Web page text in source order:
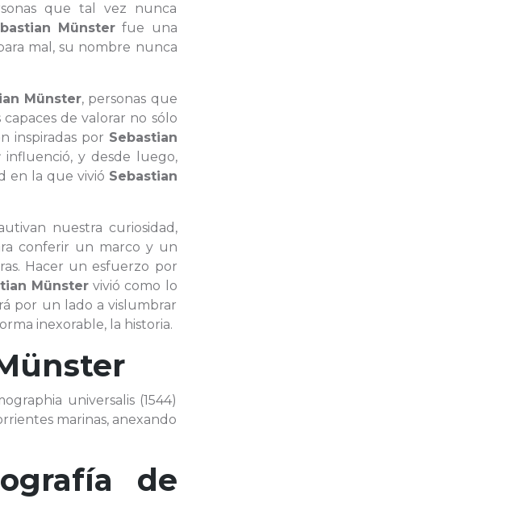
que tal vez nunca
Münster fue una
mal, su nombre nunca
Münster, personas que
de valorar no sólo
inspiradas por Sebastian
influenció, y desde luego,
en la que vivió Sebastian
nuestra curiosidad,
conferir un marco y un
Hacer un esfuerzo por
Münster vivió como lo
por un lado a vislumbrar
inexorable, la historia.
universalis (1544)
marinas, anexando
de